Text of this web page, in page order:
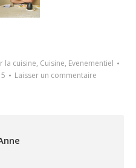
la cuisine, Cuisine, Evenementiel
Laisser un commentaire